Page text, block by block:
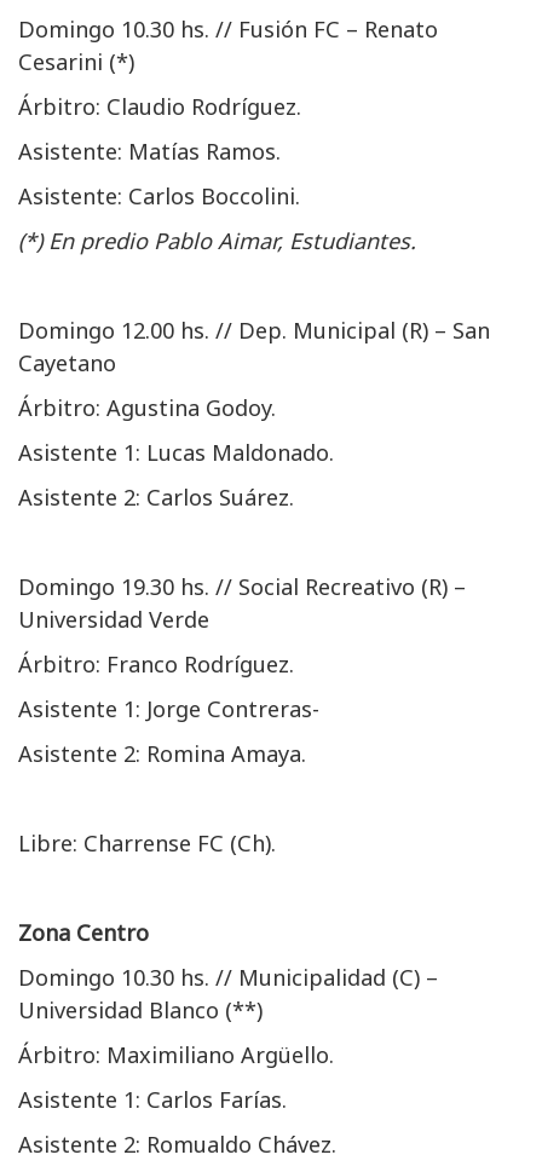
Domingo 10.30 hs. // Fusión FC – Renato
Cesarini (*)
Árbitro: Claudio Rodríguez.
Asistente: Matías Ramos.
Asistente: Carlos Boccolini.
(*) En predio Pablo Aimar, Estudiantes.
Domingo 12.00 hs. // Dep. Municipal (R) – San
Cayetano
Árbitro: Agustina Godoy.
Asistente 1: Lucas Maldonado.
Asistente 2: Carlos Suárez.
Domingo 19.30 hs. // Social Recreativo (R) –
Universidad Verde
Árbitro: Franco Rodríguez.
Asistente 1: Jorge Contreras-
Asistente 2: Romina Amaya.
Libre: Charrense FC (Ch).
Zona Centro
Domingo 10.30 hs. // Municipalidad (C) –
Universidad Blanco (**)
Árbitro: Maximiliano Argüello.
Asistente 1: Carlos Farías.
Asistente 2: Romualdo Chávez.